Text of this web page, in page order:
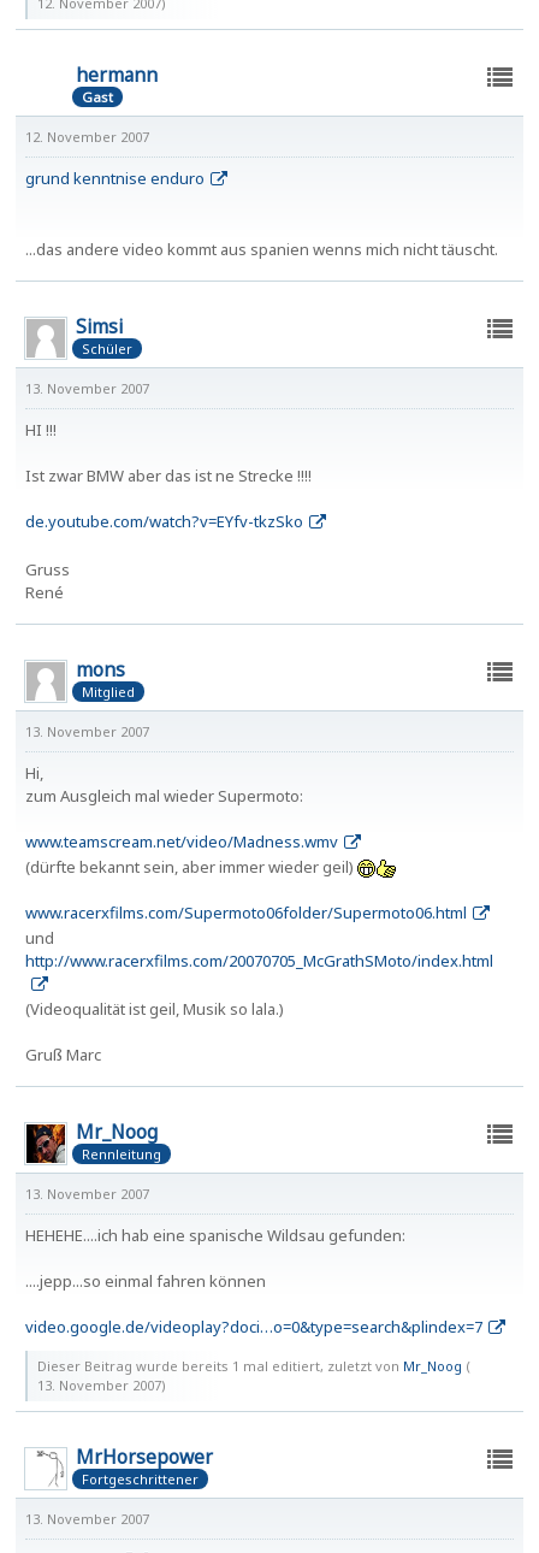
hermann
Gast
12. November 2007
grund kenntnise enduro
...das andere video kommt aus spanien wenns mich nicht täuscht.
Simsi
Schüler
13. November 2007
HI !!!
Ist zwar BMW aber das ist ne Strecke !!!!
de.youtube.com/watch?v=EYfv-tkzSko
Gruss
René
mons
Mitglied
13. November 2007
Hi,
zum Ausgleich mal wieder Supermoto:
www.teamscream.net/video/Madness.wmv
(dürfte bekannt sein, aber immer wieder geil)
www.racerxfilms.com/Supermoto06folder/Supermoto06.html
und
http://www.racerxfilms.com/20070705_McGrathSMoto/index.html
(Videoqualität ist geil, Musik so lala.)
Gruß Marc
Mr_Noog
Rennleitung
13. November 2007
HEHEHE....ich hab eine spanische Wildsau gefunden:
....jepp...so einmal fahren können
video.google.de/videoplay?doci…o=0&type=search&plindex=7
Dieser Beitrag wurde bereits 1 mal editiert, zuletzt von Mr_Noog (
13. November 2007)
MrHorsepower
Fortgeschrittener
13. November 2007